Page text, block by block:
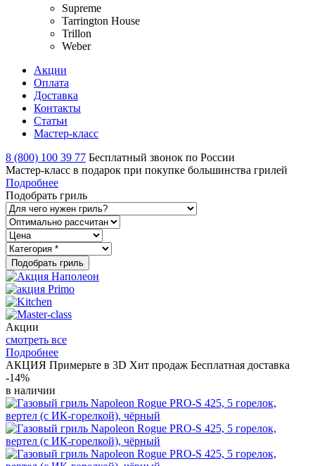
Supreme
Tarrington House
Trillon
Weber
Акции
Оплата
Доставка
Контакты
Статьи
Мастер-класс
8 (800) 100 39 77 Бесплатный звонок по России
Мастер-класс в подарок при покупке большинства грилей
Подробнее
Подобрать гриль
Подобрать гриль
Акции
смотреть все
Подробнее
АКЦИЯ Примерьте в 3D Хит продаж Бесплатная доставка
-14%
в наличии